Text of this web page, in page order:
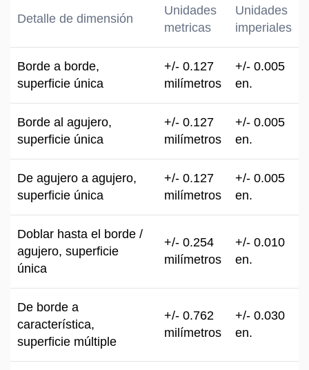
Detalle de dimensión
Unidades
metricas
Unidades
imperiales
Borde a borde,
superficie única
+/- 0.127
milímetros
+/- 0.005
en.
Borde al agujero,
superficie única
+/- 0.127
milímetros
+/- 0.005
en.
De agujero a agujero,
superficie única
+/- 0.127
milímetros
+/- 0.005
en.
Doblar hasta el borde /
agujero, superficie
única
+/- 0.254
milímetros
+/- 0.010
en.
De borde a
característica,
superficie múltiple
+/- 0.762
milímetros
+/- 0.030
en.